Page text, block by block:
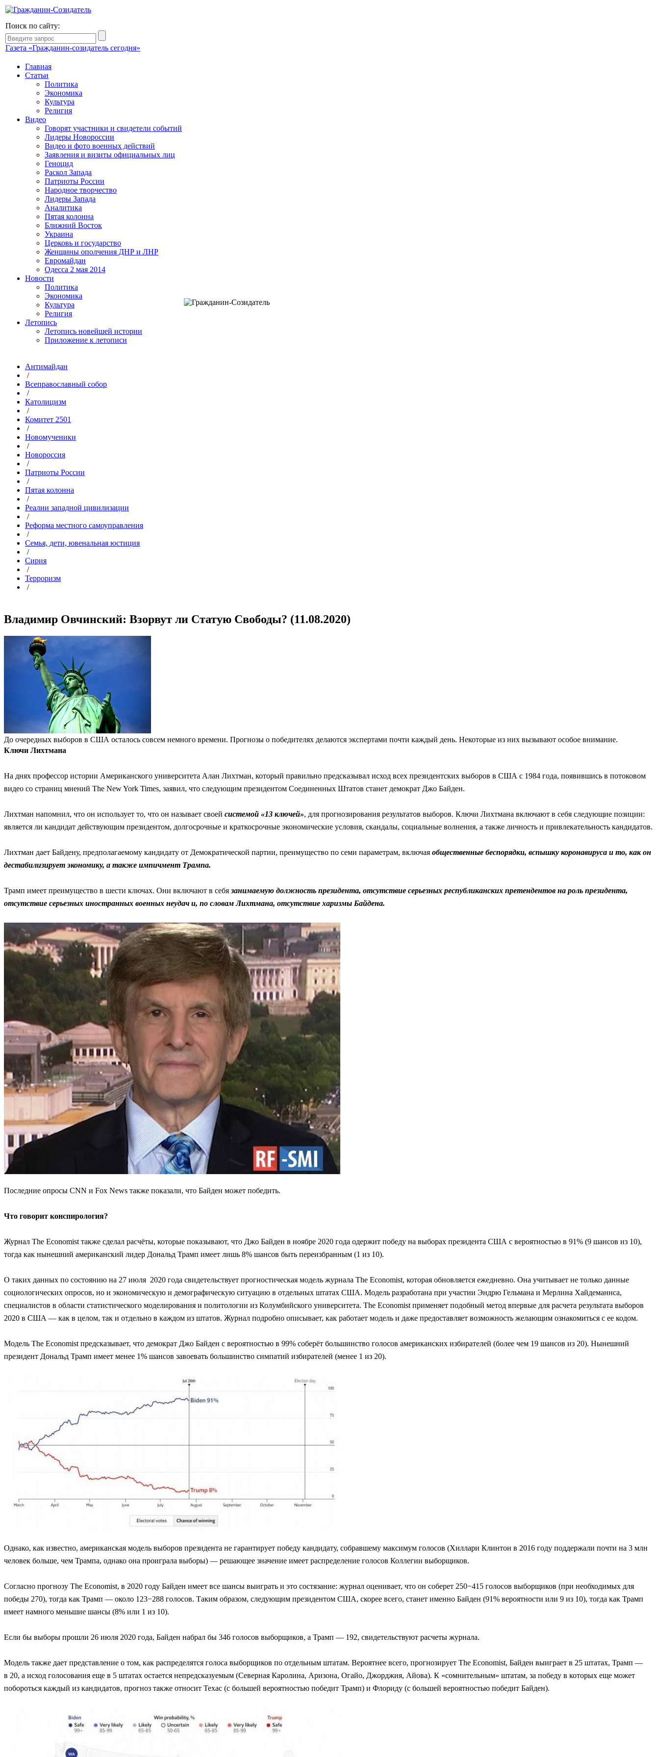
Поиск по сайту:
Газета «Гражданин-созидатель сегодня»
Главная
Статьи
Политика
Экономика
Культура
Религия
Видео
Говорят участники и свидетели событий
Лидеры Новороссии
Видео и фото военных действий
Заявления и визиты официальных лиц
Геноцид
Раскол Запада
Патриоты России
Народное творчество
Лидеры Запада
Аналитика
Пятая колонна
Ближний Восток
Украина
Церковь и государство
Женщины ополчения ДНР и ЛНР
Евромайдан
Одесса 2 мая 2014
Новости
Политика
Экономика
Культура
Религия
Летопись
Летопись новейшей истории
Приложение к летописи
Антимайдан
/
Всеправославный собор
/
Католицизм
/
Комитет 2501
/
Новомученики
/
Новороссия
/
Патриоты России
/
Пятая колонна
/
Реалии западной цивилизации
/
Реформа местного самоуправления
/
Семья, дети, ювенальная юстиция
/
Сирия
/
Терроризм
/
Владимир Овчинский: Взорвут ли Статую Свободы? (11.08.2020)
До очередных выборов в США осталось совсем немного времени. Прогнозы о победителях делаются экспертами почти каждый день. Некоторые из них вызывают особое внимание.
Ключи Лихтмана
На днях профессор истории Американского университета Алан Лихтман, который правильно предсказывал исход всех президентских выборов в США с 1984 года, появившись в потоковом
видео со страниц мнений The New York Times, заявил, что следующим президентом Соединенных Штатов станет демократ Джо Байден.
Лихтман напомнил, что он использует то, что он называет своей системой «13 ключей», для прогнозирования результатов выборов. Ключи Лихтмана включают в себя следующие позиции:
является ли кандидат действующим президентом, долгосрочные и краткосрочные экономические условия, скандалы, социальные волнения, а также личность и привлекательность кандидатов.
Лихтман дает Байдену, предполагаемому кандидату от Демократической партии, преимущество по семи параметрам, включая общественные беспорядки, вспышку коронавируса и то, как он
дестабилизирует экономику, а также импичмент Трампа.
Трамп имеет преимущество в шести ключах. Они включают в себя занимаемую должность президента, отсутствие серьезных республиканских претендентов на роль президента,
отсутствие серьезных иностранных военных неудач и, по словам Лихтмана, отсутствие харизмы Байдена.
Последние опросы CNN и Fox News также показали, что Байден может победить.
Что говорит конспирология?
Журнал The Economist также сделал расчёты, которые показывают, что Джо Байден в ноябре 2020 года одержит победу на выборах президента США с вероятностью в 91% (9 шансов из 10),
тогда как нынешний американский лидер Дональд Трамп имеет лишь 8% шансов быть переизбранным (1 из 10).
О таких данных по состоянию на 27 июля 2020 года свидетельствует прогностическая модель журнала The Economist, которая обновляется ежедневно. Она учитывает не только данные
социологических опросов, но и экономическую и демографическую ситуацию в отдельных штатах США. Модель разработана при участии Эндрю Гельмана и Мерлина Хайдеманнса,
специалистов в области статистического моделирования и политологии из Колумбийского университета. The Economist применяет подобный метод впервые для расчета результата выборов
2020 в США — как в целом, так и отдельно в каждом из штатов. Журнал подробно описывает, как работает модель и даже предоставляет возможность желающим ознакомиться с ее кодом.
Модель The Economist предсказывает, что демократ Джо Байден с вероятностью в 99% соберёт большинство голосов американских избирателей (более чем 19 шансов из 20). Нынешний
президент Дональд Трамп имеет менее 1% шансов завоевать большинство симпатий избирателей (менее 1 из 20).
Однако, как известно, американская модель выборов президента не гарантирует победу кандидату, собравшему максимум голосов (Хиллари Клинтон в 2016 году поддержали почти на 3 млн
человек больше, чем Трампа, однако она проиграла выборы) — решающее значение имеет распределение голосов Коллегии выборщиков.
Согласно прогнозу The Economist, в 2020 году Байден имеет все шансы выиграть и это состязание: журнал оценивает, что он соберет 250−415 голосов выборщиков (при необходимых для
победы 270), тогда как Трамп — около 123−288 голосов. Таким образом, следующим президентом США, скорее всего, станет именно Байден (91% вероятности или 9 из 10), тогда как Трамп
имеет намного меньшие шансы (8% или 1 из 10).
Если бы выборы прошли 26 июля 2020 года, Байден набрал бы 346 голосов выборщиков, а Трамп — 192, свидетельствуют расчеты журнала.
Модель также дает представление о том, как распределятся голоса выборщиков по отдельным штатам. Вероятнее всего, прогнозирует The Economist, Байден выиграет в 25 штатах, Трамп —
в 20, а исход голосования еще в 5 штатах остается непредсказуемым (Северная Каролина, Аризона, Огайо, Джорджия, Айова). К «сомнительным» штатам, за победу в которых еще может
побороться каждый из кандидатов, прогноз также относит Техас (с большей вероятностью победит Трамп) и Флориду (с большей вероятностью победит Байден).